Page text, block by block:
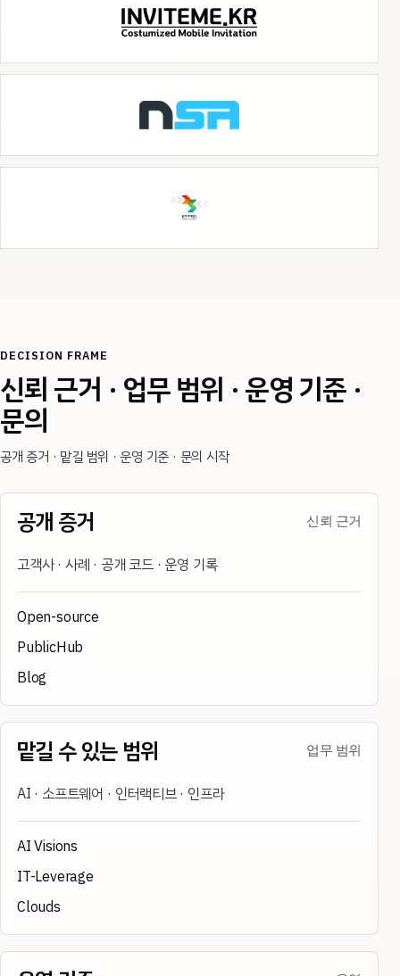
DECISION FRAME
신뢰 근거 · 업무 범위 · 운영 기준 ·
문의
공개 증거 · 맡길 범위 · 운영 기준 · 문의 시작
공개 증거 신뢰 근거
고객사 · 사례 · 공개 코드 · 운영 기록
Open-source
PublicHub
Blog
맡길 수 있는 범위 업무 범위
AI · 소프트웨어 · 인터랙티브 · 인프라
AI Visions
IT-Leverage
Clouds